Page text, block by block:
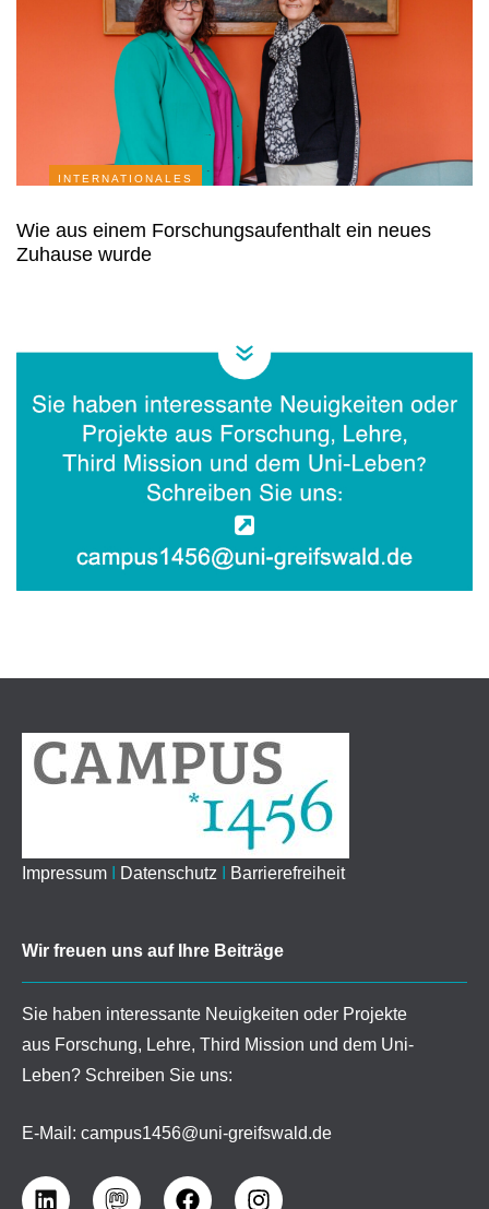
INTERNATIONALES
Wie aus einem Forschungsaufenthalt ein neues
Zuhause wurde
Impressum Datenschutz Barrierefreiheit
Wir freuen uns auf Ihre Beiträge
Sie haben interessante Neuigkeiten oder Projekte
aus Forschung, Lehre, Third Mission und dem Uni-
Leben? Schreiben Sie uns:
E-Mail: campus1456@uni-greifswald.de